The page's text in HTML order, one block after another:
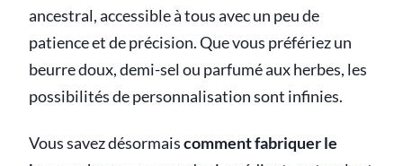
ancestral, accessible à tous avec un peu de
patience et de précision. Que vous préfériez un
beurre doux, demi-sel ou parfumé aux herbes, les
possibilités de personnalisation sont infinies.
Vous savez désormaiscomment fabriquer le